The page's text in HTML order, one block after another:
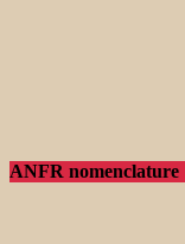
ANFR nomenclature